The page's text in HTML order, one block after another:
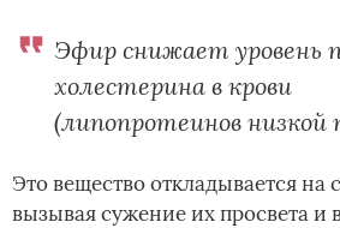
Эфир снижает уровень
холестерина в крови
(липопротеинов
Это вещество откладывается на
вызывая сужение их просвета и